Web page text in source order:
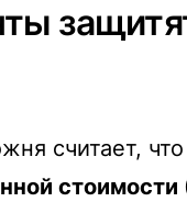
считает,